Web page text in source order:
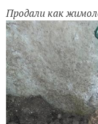
Продали как